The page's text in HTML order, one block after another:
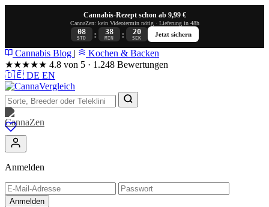
Cannabis-Rezept schon ab 9,99 €
CannaZen: kein Videotermin nötig · Lieferung in 48h
08
STD : 38
MIN : 19
SEK
Jetzt sichern
Cannabis Blog |
Kochen & Backen
★★★★★ 4.8 von 5 · 1.248 Bewertungen
🇩🇪 DE EN
Anmelden
Anmelden